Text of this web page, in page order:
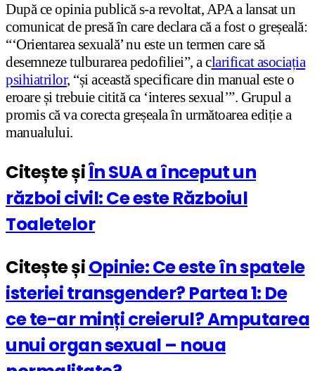
După ce opinia publică s-a revoltat, APA a lansat un
comunicat de presă în care declara că a fost o greșeală:
“‘Orientarea sexuală’ nu este un termen care să
desemneze tulburarea pedofiliei”, a clarificat asociația
psihiatrilor, “și această specificare din manual este o
eroare și trebuie citită ca ‘interes sexual’”. Grupul a
promis că va corecta greșeala în următoarea ediție a
manualului.
Citește șiÎn SUA a început un
război civil: Ce este Războiul
Toaletelor
Citește șiOpinie: Ce este în spatele
isteriei transgender? Partea 1: De
ce te-ar minți creierul? Amputarea
unui organ sexual – noua